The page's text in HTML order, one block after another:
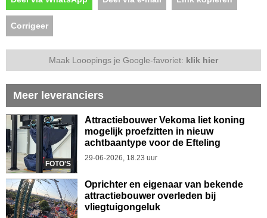
Corrigeer
Maak Looopings je Google-favoriet: klik hier
Meer leveranciers
FOTO'S
Attractiebouwer Vekoma liet koning
mogelijk proefzitten in nieuw
achtbaantype voor de Efteling
29-06-2026, 18.23 uur
Oprichter en eigenaar van bekende
attractiebouwer overleden bij
vliegtuigongeluk